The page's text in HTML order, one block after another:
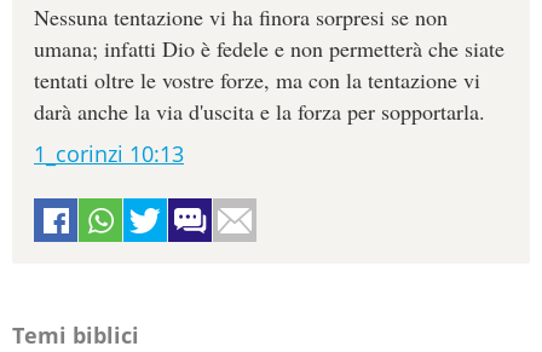
Nessuna tentazione vi ha finora sorpresi se non
umana; infatti Dio è fedele e non permetterà che siate
tentati oltre le vostre forze, ma con la tentazione vi
darà anche la via d'uscita e la forza per sopportarla.
1_corinzi 10:13
Temi biblici